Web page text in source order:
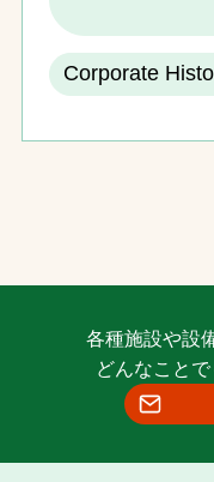
Corporate
各種施設や設
どんなこと